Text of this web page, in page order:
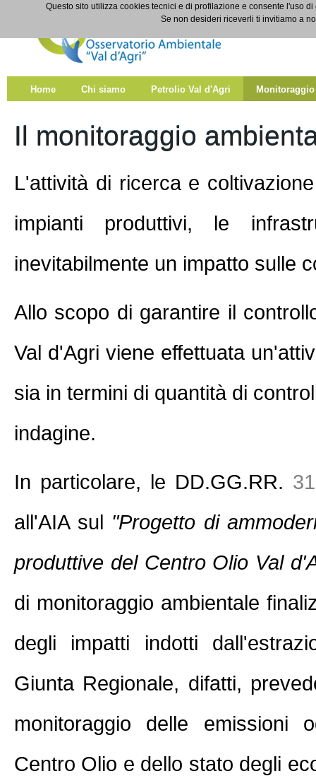
Salta al contenuto
Monitoraggio
Home Chi siamo Petrolio Val d'Agri Monitoraggio
Il monitoraggio
L'attività di ricerca e
impianti produttivi, le
inevitabilmente un impatto sulle
Allo scopo di garantire il
Val d'Agri viene effettuata
sia in termini di quantità di
indagine.
In particolare, le DD.GG.RR.
all'AIA sul "Progetto di
produttive del Centro Olio Val
di monitoraggio ambientale
degli impatti indotti
Giunta Regionale, difatti,
monitoraggio delle emissioni
Centro Olio e dello stato degli
Questo sito utilizza cookies tecnici e di profilazione e consente l'uso
Se non desideri riceverli ti invitiamo a